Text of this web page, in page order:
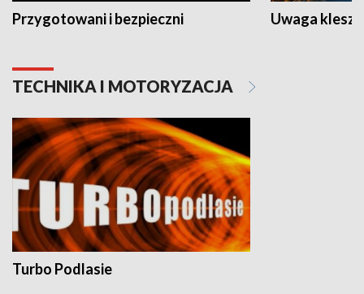
Przygotowani i bezpieczni Uwaga
TECHNIKA I MOTORYZACJA
Turbo Podlasie